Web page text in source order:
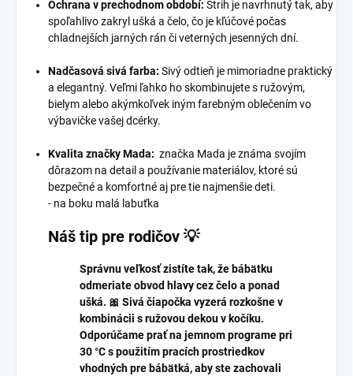
Ochrana v prechodnom období: Strih je navrhnutý tak, aby
spoľahlivo zakryl ušká a čelo, čo je kľúčové počas
chladnejších jarných rán či veterných jesenných dní.
Nadčasová sivá farba: Sivý odtieň je mimoriadne praktický
a elegantný. Veľmi ľahko ho skombinujete s ružovým,
bielym alebo akýmkoľvek iným farebným oblečením vo
výbavičke vašej dcérky.
Kvalita značky Mada: značka Mada je známa svojím
dôrazom na detail a používanie materiálov, ktoré sú
bezpečné a komfortné aj pre tie najmenšie deti.
- na boku malá labuťka
Náš tip pre rodičov 💡
Správnu veľkosť zistíte tak, že bábätku
odmeriate obvod hlavy cez čelo a ponad
ušká. 🎀 Sivá čiapočka vyzerá rozkošne v
kombinácii s ružovou dekou v kočíku.
Odporúčame prať na jemnom programe pri
30 °C s použitím pracích prostriedkov
vhodných pre bábätká, aby ste zachovali